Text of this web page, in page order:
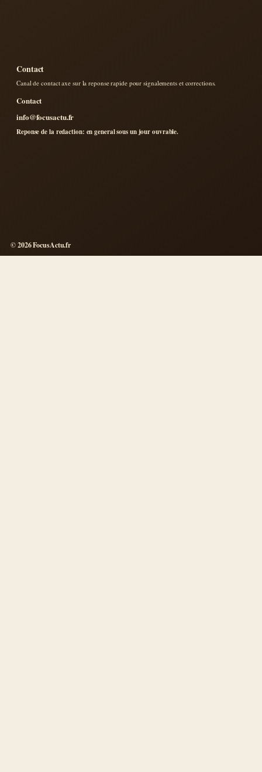
Contact
Canal de contact axe sur la reponse rapide pour signalements et corrections.
Contact
info@focusactu.fr
Reponse de la redaction: en general sous un jour ouvrable.
© 2026 FocusActu.fr